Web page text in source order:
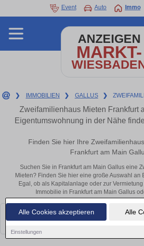
Alle Cookies akzeptieren Alle
Einstellungen
Event Auto Immo
ANZEIGEN
MARKT-
❯ IMMOBILIEN ❯ GALLUS ❯
Zweifamilienhaus Mieten Frankfurt
Eigentumswohnung in der Nähe
Finden Sie hier Ihre
Frankfurt am Main
Suchen Sie in Frankfurt am Main Gallus eine
Mieten? Finden Sie hier eine große Auswahl an
Egal, ob als Kapitalanlage oder zur
Immobilie in Frankfurt am Main Gallus
Leider konnten wir derzeit keine passenden
bald wieder vorbei!